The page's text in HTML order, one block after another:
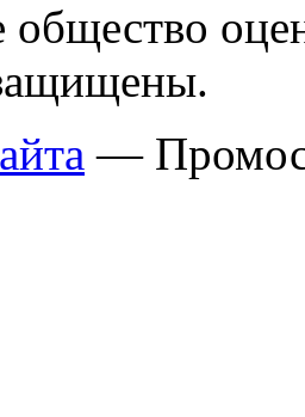
общество
—